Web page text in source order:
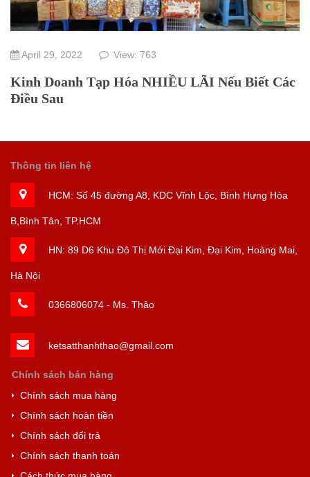
April 29, 2022 View: 763
Kinh Doanh Tạp Hóa NHIỀU LÃI Nếu Biết Các
Điều Sau
Thông tin liên hệ
HCM: Số 45 đường A8, KDC Vĩnh Lộc, Bình Hưng Hòa
B,Bình Tân, TP.HCM
HN: 89 D6 Khu Đô Thị Mới Đại Kim, Đại Kim, Hoàng Mai,
Hà Nội
0366806074 - Ms. Thảo
ketsatthanhthao@gmail.com
Chính sách bán hàng
Chính sách mua hàng
Chính sách hoàn tiền
Chính sách đổi trả
Chính sách thanh toán